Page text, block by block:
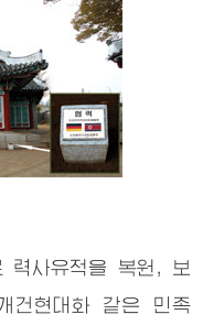
사유적을 복원, 보
건현대화 같은 민족